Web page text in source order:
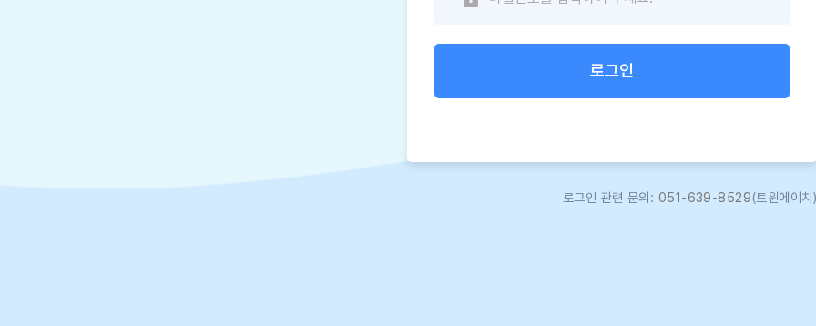
로그인
로그인 관련 문의: 051-639-8529(트윈에이치)